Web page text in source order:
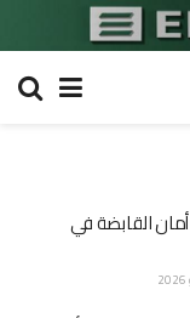
القابضة في